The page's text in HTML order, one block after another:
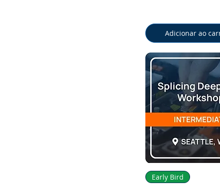
Adicionar ao
Visualização
Early Bird